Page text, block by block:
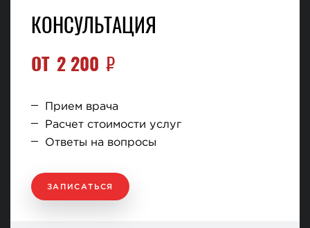
КОНСУЛЬТАЦИЯ
ОТ 2 200 ₽
Прием врача
Расчет стоимости услуг
Ответы на вопросы
ЗАПИСАТЬСЯ